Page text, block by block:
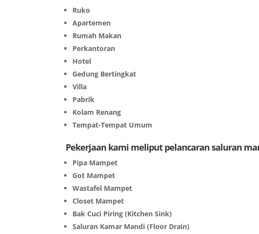
Ruko
Apartemen
Rumah Makan
Perkantoran
Hotel
Gedung Bertingkat
Villa
Pabrik
Kolam Renang
Tempat-Tempat Umum
Pekerjaan kami meliput pelancaran saluran
Pipa Mampet
Got Mampet
Wastafel Mampet
Closet Mampet
Bak Cuci Piring (Kitchen Sink)
Saluran Kamar Mandi (Floor Drain)